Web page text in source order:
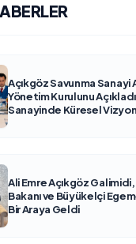
Açıkgöz Savunma Sanayi
Yönetim Kurulunu
Sanayinde Küresel
Ali Emre Açıkgöz Galimidi,
Bakanı ve Büyükelçi
Bir Araya Geldi